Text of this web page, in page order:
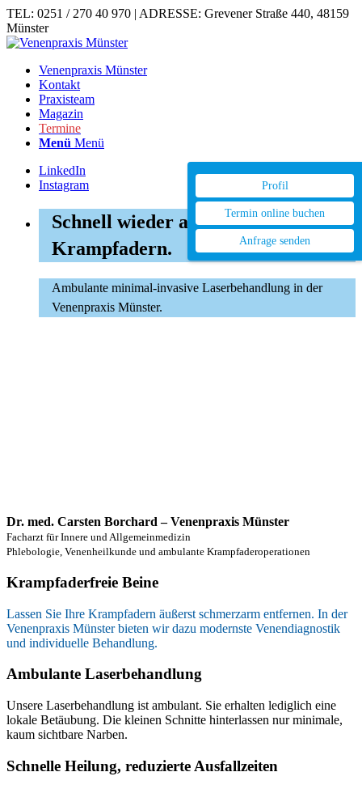
TEL: 0251 / 270 40 970 | ADRESSE: Grevener Straße 440, 48159
Münster
Venenpraxis Münster
Kontakt
Praxisteam
Magazin
Termine
Menü Menü
LinkedIn
Instagram
Schnell wieder auf die Beine. Ohne
Krampfadern.
Ambulante minimal-invasive Laserbehandlung in der
Venenpraxis Münster.
Dr. med. Carsten Borchard – Venenpraxis Münster
Facharzt für Innere und Allgemeinmedizin
Phlebologie, Venenheilkunde und ambulante Krampfaderoperationen
Krampfaderfreie Beine
Lassen Sie Ihre Krampfadern äußerst schmerzarm entfernen. In der
Venenpraxis Münster bieten wir dazu modernste Venendiagnostik
und individuelle Behandlung.
Ambulante Laserbehandlung
Unsere Laserbehandlung ist ambulant. Sie erhalten lediglich eine
lokale Betäubung. Die kleinen Schnitte hinterlassen nur minimale,
kaum sichtbare Narben.
Schnelle Heilung, reduzierte Ausfallzeiten
Profil
Termin online buchen
Anfrage senden